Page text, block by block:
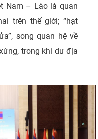
Nam – Lào là quan
trên thế giới; “hạt
song quan hệ về
trong khi dư địa